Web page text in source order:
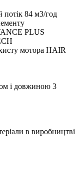
потік 84 м3/год
PLUS
мотора HAIR
і довжиною 3
в виробництві